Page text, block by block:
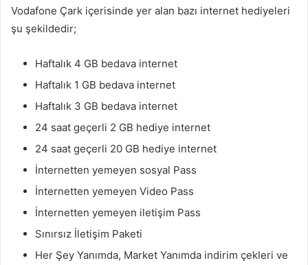
Vodafone Çark içerisinde yer alan bazı internet hediyeleri
şu şekildedir;
Haftalık 4 GB bedava internet
Haftalık 1 GB bedava internet
Haftalık 3 GB bedava internet
24 saat geçerli 2 GB hediye internet
24 saat geçerli 20 GB hediye internet
İnternetten yemeyen sosyal Pass
İnternetten yemeyen Video Pass
İnternetten yemeyen iletişim Pass
Sınırsız İletişim Paketi
Her Şey Yanımda, Market Yanımda indirim çekleri ve